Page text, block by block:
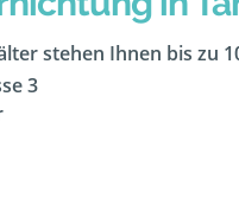
stehen Ihnen bis zu
3